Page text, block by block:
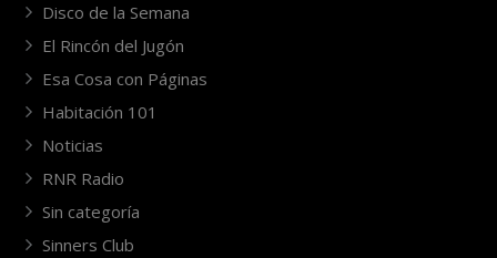
Disco de la Semana
El Rincón del Jugón
Esa Cosa con Páginas
Habitación 101
Noticias
RNR Radio
Sin categoría
Sinners Club